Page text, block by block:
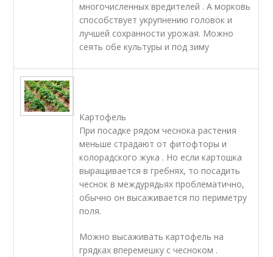
многочисленных вредителей . А морковь
способствует укрупнению головок и
лучшей сохранности урожая. Можно
сеять обе культуры и под зиму
Картофель
При посадке рядом чеснока растения
меньше страдают от фитофторы и
колорадского жука . Но если картошка
выращивается в гребнях, то посадить
чеснок в междурядьях проблематично,
обычно он высаживается по периметру
поля.
Можно высаживать картофель на
грядках вперемешку с чесноком .